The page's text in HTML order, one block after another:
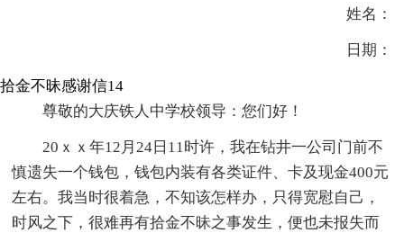
姓名：
日期：
拾金不昧感谢信14
尊敬的大庆铁人中学校领导：您们好！
20ｘｘ年12月24日11时许，我在钻井一公司门前不
慎遗失一个钱包，钱包内装有各类证件、卡及现金400元
左右。我当时很着急，不知该怎样办，只得宽慰自己，
时风之下，很难再有拾金不昧之事发生，便也未报失而